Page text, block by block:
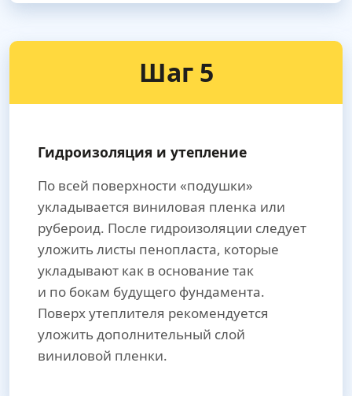
Шаг 5
Гидроизоляция и утепление
По всей поверхности «подушки»
укладывается виниловая пленка или
рубероид. После гидроизоляции следует
уложить листы пенопласта, которые
укладывают как в основание так
и по бокам будущего фундамента.
Поверх утеплителя рекомендуется
уложить дополнительный слой
виниловой пленки.